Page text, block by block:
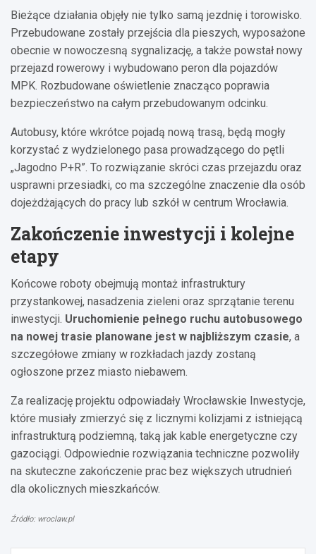
Bieżące działania objęły nie tylko samą jezdnię i torowisko.
Przebudowane zostały przejścia dla pieszych, wyposażone
obecnie w nowoczesną sygnalizację, a także powstał nowy
przejazd rowerowy i wybudowano peron dla pojazdów
MPK. Rozbudowane oświetlenie znacząco poprawia
bezpieczeństwo na całym przebudowanym odcinku.
Autobusy, które wkrótce pojadą nową trasą, będą mogły
korzystać z wydzielonego pasa prowadzącego do pętli
„Jagodno P+R”. To rozwiązanie skróci czas przejazdu oraz
usprawni przesiadki, co ma szczególne znaczenie dla osób
dojeżdżających do pracy lub szkół w centrum Wrocławia.
Zakończenie inwestycji i kolejne
etapy
Końcowe roboty obejmują montaż infrastruktury
przystankowej, nasadzenia zieleni oraz sprzątanie terenu
inwestycji. Uruchomienie pełnego ruchu autobusowego
na nowej trasie planowane jest w najbliższym czasie, a
szczegółowe zmiany w rozkładach jazdy zostaną
ogłoszone przez miasto niebawem.
Za realizację projektu odpowiadały Wrocławskie Inwestycje,
które musiały zmierzyć się z licznymi kolizjami z istniejącą
infrastrukturą podziemną, taką jak kable energetyczne czy
gazociągi. Odpowiednie rozwiązania techniczne pozwoliły
na skuteczne zakończenie prac bez większych utrudnień
dla okolicznych mieszkańców.
Źródło: wroclaw.pl